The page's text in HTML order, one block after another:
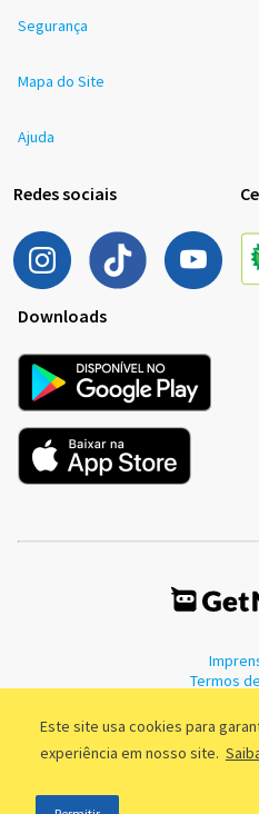
Este site usa cookies para
experiência em nosso site.
Segurança
Mapa do Site
Ajuda
Redes sociais
Downloads
Termos
©2011 - 2026, GetNinjas LTDA.